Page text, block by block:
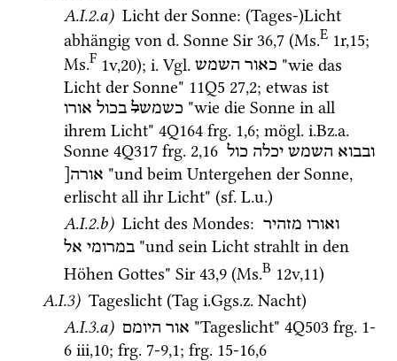
A.I.2.a) Licht der Sonne: (Tages-)Licht
abhängig von d. Sonne Sir 36,7 (Ms.E 1r,15
Ms.F 1v,20); i. Vgl. כאור השמש
"wie das
Licht der Sonne" 11Q5 27,2
כשמשל בכול אורו
"wie die Sonne in all
ihrem Licht" 4Q164 frg. 1,6; mögl. i.Bz.a.
Sonne 4Q317 frg. 2,16 ובבוא השמש יכלה כול
אורה[ "und beim Untergehen der Sonne,
erlischt all ihr Licht" (sf. L.u.)
A.I.2.b) Licht des Mondes: ואורו מזהיר
במרומי אל
"und sein Licht strahlt in den
Höhen Gottes" Sir 43,9 (Ms.B 12v,11)
A.I.3) Tageslicht (Tag i.Ggs.z. Nacht)
A.I.3.a)
אור היומם "Tageslicht" 4Q503 frg. 1-
6 iii,10; frg. 7-9,1; frg. 15-16,6